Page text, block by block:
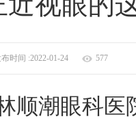
时间 :2022-01-24 577
潮眼科医